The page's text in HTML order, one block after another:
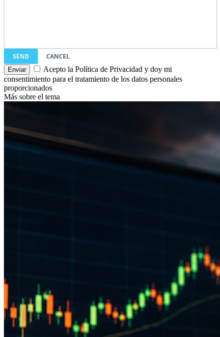
SEND
CANCEL
Acepto la Política de Privacidad y doy mi
consentimiento para el tratamiento de los datos personales
proporcionados
Más sobre el tema